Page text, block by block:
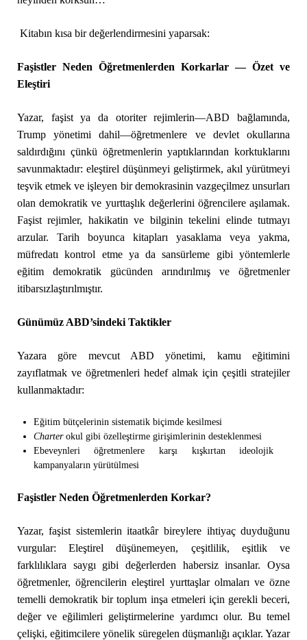
Kitabın kısa bir değerlendirmesini yaparsak:
Faşistler Neden Öğretmenlerden Korkarlar — Özet ve
Eleştiri
Yazar, faşist ya da otoriter rejimlerin—ABD bağlamında,
Trump yönetimi dahil—öğretmenlere ve devlet okullarına
saldırdığını çünkü öğretmenlerin yaptıklarından korktuklarını
savunmaktadır: eleştirel düşünmeyi geliştirmek, akıl yürütmeyi
teşvik etmek ve işleyen bir demokrasinin vazgeçilmez unsurları
olan demokratik ve yurttaşlık değerlerini öğrencilere aşılamak.
Faşist rejimler, hakikatin ve bilginin tekelini elinde tutmayı
arzular. Tarih boyunca kitapları yasaklama veya yakma,
müfredatı kontrol etme ya da sansürleme gibi yöntemlerle
eğitim demokratik gücünden arındırılmış ve öğretmenler
itibarsızlaştırılmıştır.
Günümüz ABD’sindeki Taktikler
Yazara göre mevcut ABD yönetimi, kamu eğitimini
zayıflatmak ve öğretmenleri hedef almak için çeşitli stratejiler
kullanmaktadır:
Eğitim bütçelerinin sistematik biçimde kesilmesi
Charter okul gibi özelleştirme girişimlerinin desteklenmesi
Ebeveynleri öğretmenlere karşı kışkırtan ideolojik
kampanyaların yürütülmesi
Faşistler Neden Öğretmenlerden Korkar?
Yazar, faşist sistemlerin itaatkâr bireylere ihtiyaç duyduğunu
vurgular: Eleştirel düşünemeyen, çeşitlilik, eşitlik ve
farklılıklara saygı gibi değerlerden habersiz insanlar. Oysa
öğretmenler, öğrencilerin eleştirel yurttaşlar olmaları ve özne
temelli demokratik bir toplum inşa etmeleri için gerekli beceri,
değer ve eğilimleri geliştirmelerine yardımcı olur. Bu temel
çelişki, eğitimcilere yönelik süregelen düşmanlığı açıklar. Yazar